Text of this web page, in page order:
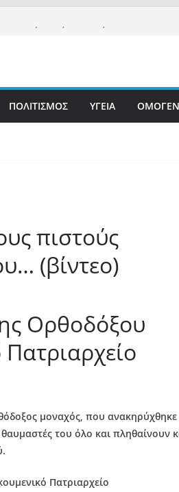
πατριωτικό τσουνάμι
ΠΟΛΙΤΙΣΜΟΣ ΥΓΕΙΑ
πιστούς
(βίντεο)
Ορθοδόξου
μοναχός, που ανακηρύχθηκε
του όλο και πληθαίνουν
Πατριαρχείο